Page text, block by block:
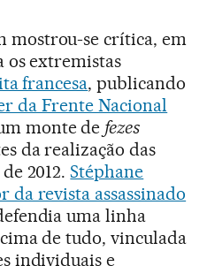
mostrou-se crítica, em
os extremistas
francesa, publicando
da Frente Nacional
monte de fezes
da realização das
2012.Stéphane
revista assassinado
uma linha
de tudo, vinculada
individuais e